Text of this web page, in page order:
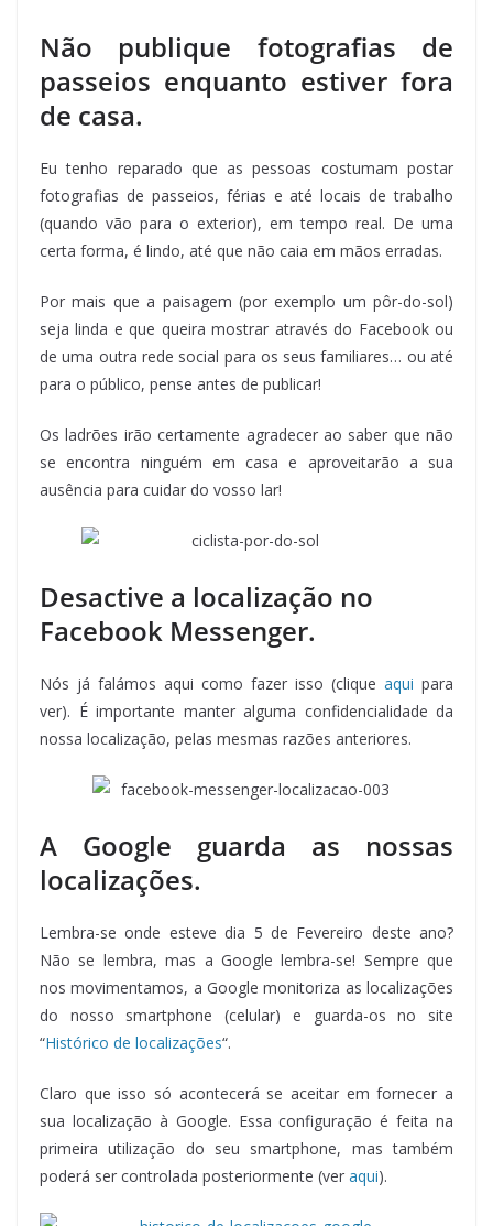
Não publique fotografias de
passeios enquanto estiver fora
de casa.
Eu tenho reparado que as pessoas costumam postar
fotografias de passeios, férias e até locais de trabalho
(quando vão para o exterior), em tempo real. De uma
certa forma, é lindo, até que não caia em mãos erradas.
Por mais que a paisagem (por exemplo um pôr-do-sol)
seja linda e que queira mostrar através do Facebook ou
de uma outra rede social para os seus familiares… ou até
para o público, pense antes de publicar!
Os ladrões irão certamente agradecer ao saber que não
se encontra ninguém em casa e aproveitarão a sua
ausência para cuidar do vosso lar!
Desactive a localização no
Facebook Messenger.
Nós já falámos aqui como fazer isso (clique aqui para
ver). É importante manter alguma confidencialidade da
nossa localização, pelas mesmas razões anteriores.
A Google guarda as nossas
localizações.
Lembra-se onde esteve dia 5 de Fevereiro deste ano?
Não se lembra, mas a Google lembra-se! Sempre que
nos movimentamos, a Google monitoriza as localizações
do nosso smartphone (celular) e guarda-os no site
“Histórico de localizações“.
Claro que isso só acontecerá se aceitar em fornecer a
sua localização à Google. Essa configuração é feita na
primeira utilização do seu smartphone, mas também
poderá ser controlada posteriormente (ver aqui).